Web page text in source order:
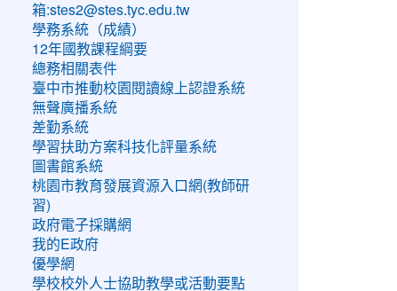
箱:stes2@stes.tyc.edu.tw
學務系統（成績）
12年國教課程綱要
總務相關表件
臺中市推動校園閱讀線上認證系統
無聲廣播系統
差勤系統
學習扶助方案科技化評量系統
圖書館系統
桃園市教育發展資源入口網(教師研
習)
政府電子採購網
我的E政府
優學網
學校校外人士協助教學或活動要點